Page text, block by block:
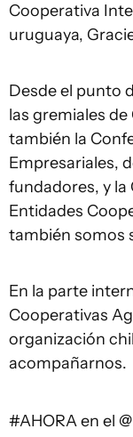
Cooperativa
uruguaya,
Desde el punto
las gremiales
también la
Empresariales,
fundadores, y
Entidades
también somos
En la parte
Cooperativas
organización
acompañarnos.
#AHORAen el